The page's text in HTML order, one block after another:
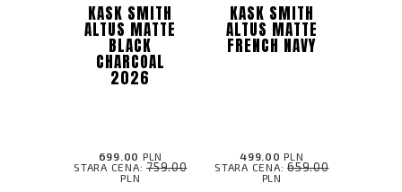
KASK SMITH
ALTUS MATTE
BLACK
CHARCOAL
2026
699.00 PLN
STARA CENA: 759.00
PLN
KASK SMITH
ALTUS MATTE
FRENCH NAVY
499.00 PLN
STARA CENA: 659.00
PLN